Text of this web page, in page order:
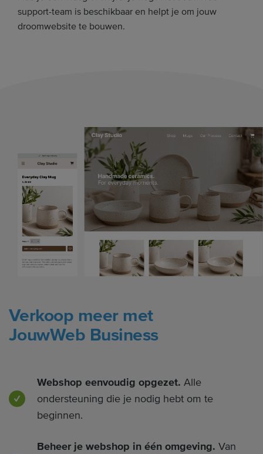
support-team is beschikbaar en helpt je om jouw
droomwebsite te bouwen.
Verkoop meer met
JouwWeb Business
Webshop eenvoudig opgezet. Alle
ondersteuning die je nodig hebt om te
beginnen.
Beheer je webshop in één omgeving. Van